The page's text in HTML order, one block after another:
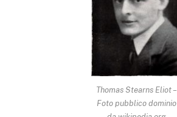
Thomas Stearns Eliot –
Foto pubblico dominio